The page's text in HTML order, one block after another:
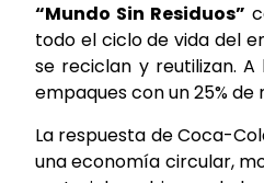
“Mundo Sin Residuos”
todo el ciclo de vida del
se reciclan y reutilizan.
empaques con un 25%
La respuesta de Coca-
una economía circular,